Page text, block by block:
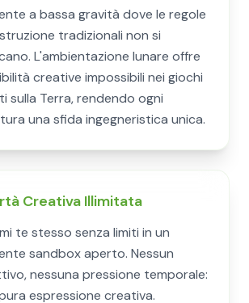
a bassa gravità dove le regole
tradizionali non si
L'ambientazione lunare offre
creative impossibili nei giochi
sulla Terra, rendendo ogni
una sfida ingegneristica unica.
Creativa Illimitata
te stesso senza limiti in un
sandbox aperto. Nessun
nessuna pressione temporale:
espressione creativa.